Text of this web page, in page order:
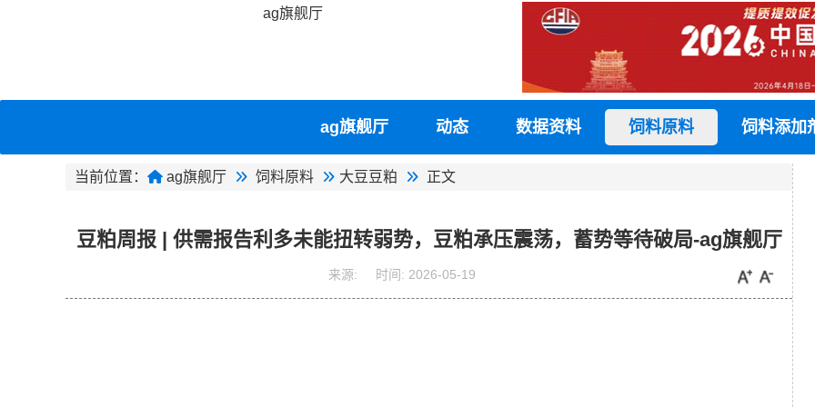
ag旗舰厅
ag旗舰厅 动态 数据资料 饲料原料 饲料添加
当前位置： ag旗舰厅 饲料原料 大豆豆粕 正文
豆粕周报 | 供需报告利多未能扭转弱势，豆粕承压震荡，蓄势等待破局-ag旗舰厅
来源: 时间: 2026-05-19